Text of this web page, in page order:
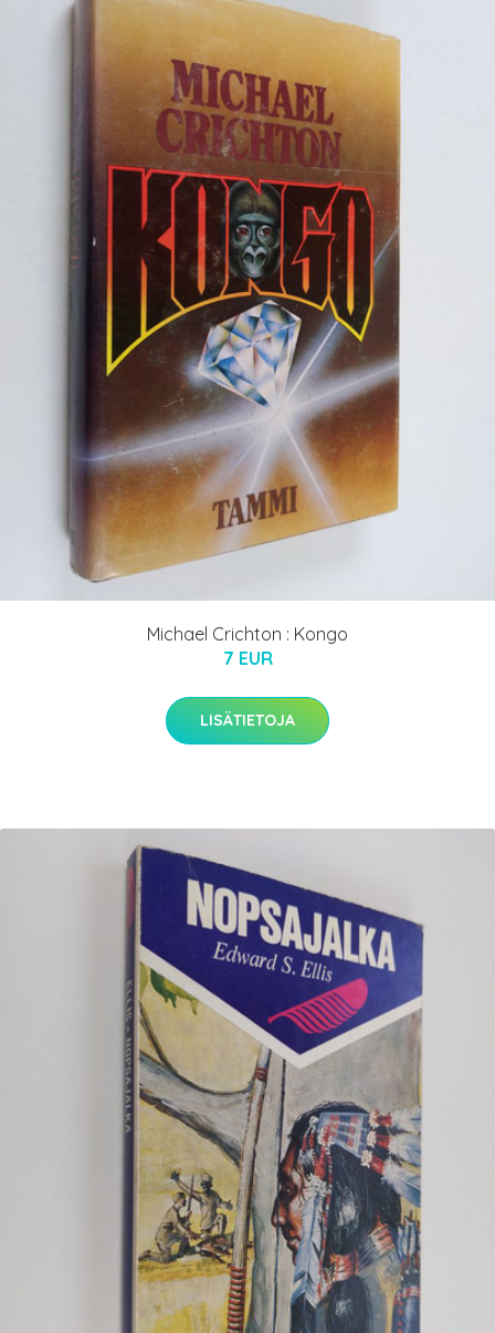
Michael Crichton : Kongo
7 EUR
LISÄTIETOJA